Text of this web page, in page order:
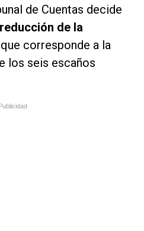
de Cuentas decide
de la
que corresponde a la
los seis escaños